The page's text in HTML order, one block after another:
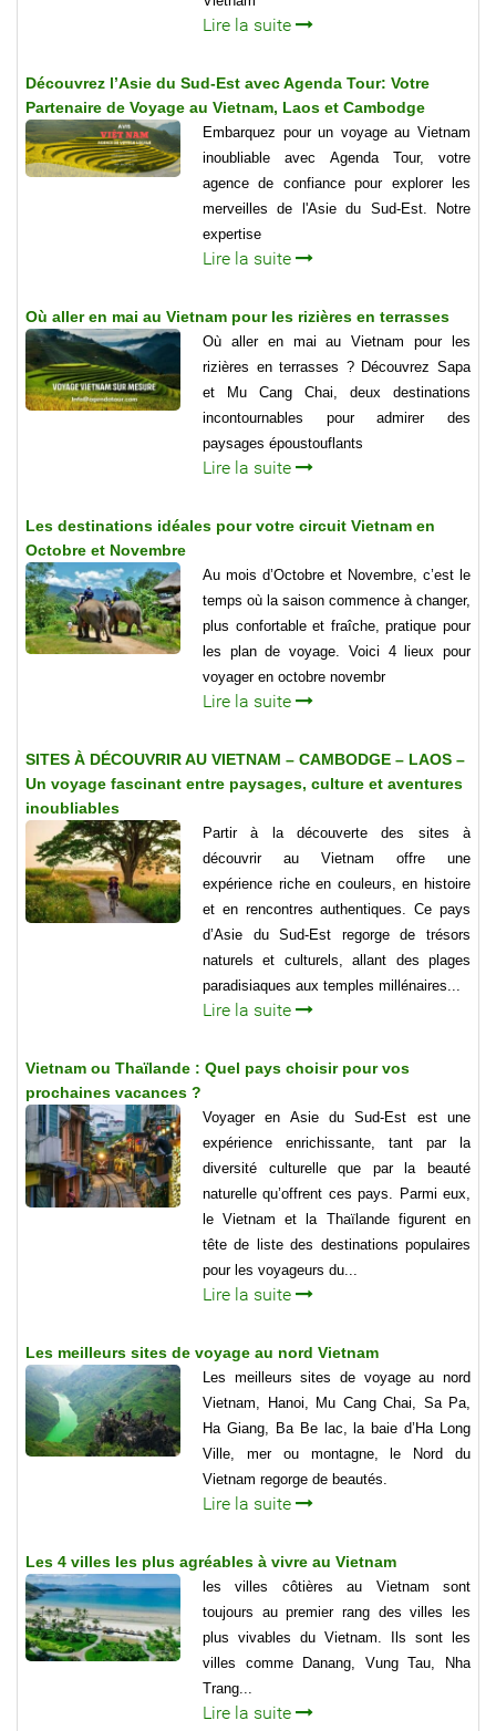
Lire la suite
Découvrez l’Asie du Sud-Est avec Agenda Tour: Votre
Partenaire de Voyage au Vietnam, Laos et Cambodge
Embarquez pour un voyage au Vietnam
inoubliable avec Agenda Tour, votre
agence de confiance pour explorer les
merveilles de l'Asie du Sud-Est. Notre
expertise
Lire la suite
Où aller en mai au Vietnam pour les rizières en terrasses
Où aller en mai au Vietnam pour les
rizières en terrasses ? Découvrez Sapa
et Mu Cang Chai, deux destinations
incontournables pour admirer des
paysages époustouflants
Lire la suite
Les destinations idéales pour votre circuit Vietnam en
Octobre et Novembre
Au mois d’Octobre et Novembre, c’est le
temps où la saison commence à changer,
plus confortable et fraîche, pratique pour
les plan de voyage. Voici 4 lieux pour
voyager en octobre novembr
Lire la suite
SITES À DÉCOUVRIR AU VIETNAM – CAMBODGE – LAOS –
Un voyage fascinant entre paysages, culture et aventures
inoubliables
Partir à la découverte des sites à
découvrir au Vietnam offre une
expérience riche en couleurs, en histoire
et en rencontres authentiques. Ce pays
d’Asie du Sud-Est regorge de trésors
naturels et culturels, allant des plages
paradisiaques aux temples millénaires...
Lire la suite
Vietnam ou Thaïlande : Quel pays choisir pour vos
prochaines vacances ?
Voyager en Asie du Sud-Est est une
expérience enrichissante, tant par la
diversité culturelle que par la beauté
naturelle qu’offrent ces pays. Parmi eux,
le Vietnam et la Thaïlande figurent en
tête de liste des destinations populaires
pour les voyageurs du...
Lire la suite
Les meilleurs sites de voyage au nord Vietnam
Les meilleurs sites de voyage au nord
Vietnam, Hanoi, Mu Cang Chai, Sa Pa,
Ha Giang, Ba Be lac, la baie d’Ha Long
Ville, mer ou montagne, le Nord du
Vietnam regorge de beautés.
Lire la suite
Les 4 villes les plus agréables à vivre au Vietnam
les villes côtières au Vietnam sont
toujours au premier rang des villes les
plus vivables du Vietnam. Ils sont les
villes comme Danang, Vung Tau, Nha
Trang...
Lire la suite